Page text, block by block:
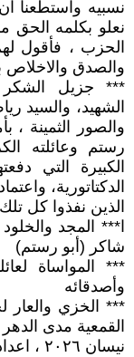
نسبيه واستطعنا
نعلو بكلمه الحق
الحزب ، فأقول
والصدق والاخلاص
*** جزيل الشكر
الشهيد، والسيد
والصور الثمينة
رستم وعائلته
الكبيرة التي
الدكتاتورية،
الذين نفذوا كل
ا*** المجد
شاكر (أبو رستم)
*** المواساة
وأصدقائه
*** الخزي
القمعية مدى
نيسان ٢٠٢٦ ، اعداد : كمال يلدو